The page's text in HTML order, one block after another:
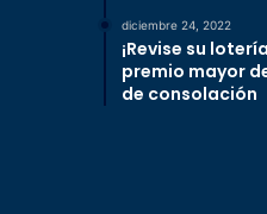
diciembre 24, 2022
¡Revise su
premio mayor
de consolación